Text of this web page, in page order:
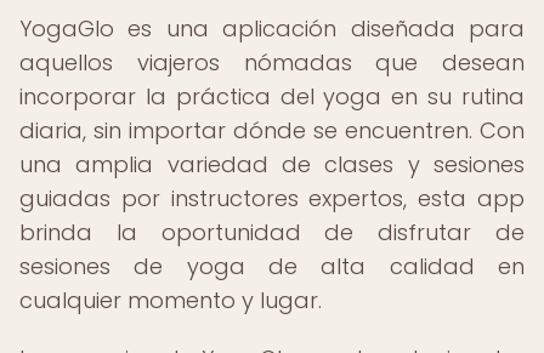
YogaGlo es una aplicación diseñada para
aquellos viajeros nómadas que desean
incorporar la práctica del yoga en su rutina
diaria, sin importar dónde se encuentren. Con
una amplia variedad de clases y sesiones
guiadas por instructores expertos, esta app
brinda la oportunidad de disfrutar de
sesiones de yoga de alta calidad en
cualquier momento y lugar.